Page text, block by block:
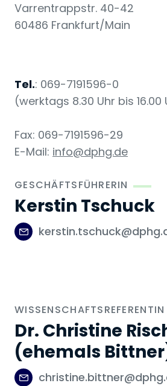
Varrentrappstr. 40-42
60486 Frankfurt/Main
Tel.: 069-7191596-0
(werktags 8.30 Uhr bis 16.00
Fax: 069-7191596-29
E-Mail: info@dphg.de
GESCHÄFTSFÜHRERIN
Kerstin Tschuck
WISSENSCHAFTSREFERENTIN
Dr. Christine
(ehemals